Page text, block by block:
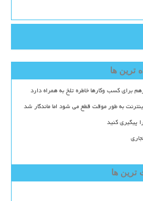
ترین ها
برای کسب وکارها خاطره تلخ به همراه دارد
پیگیری کنید
ترین ها